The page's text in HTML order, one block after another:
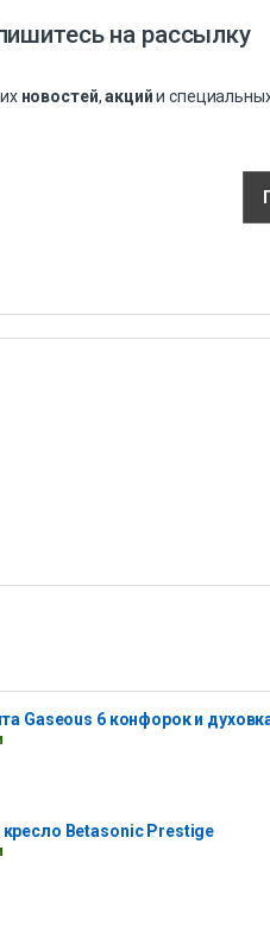
на рассылку
новостей,акцийи
Gaseous 6 конфорок и
Betasonic Prestige